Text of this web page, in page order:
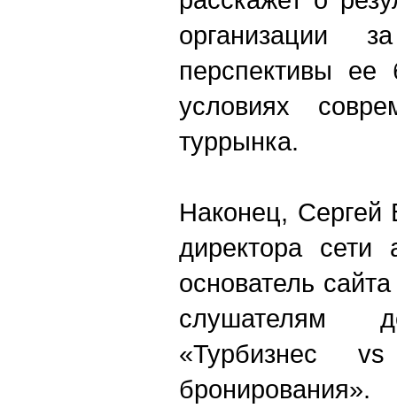
организации
перспективы ее
условиях
туррынка.
Наконец, Сергей
директора сети
основатель
слушателям
«Турбизнес
бронирования».